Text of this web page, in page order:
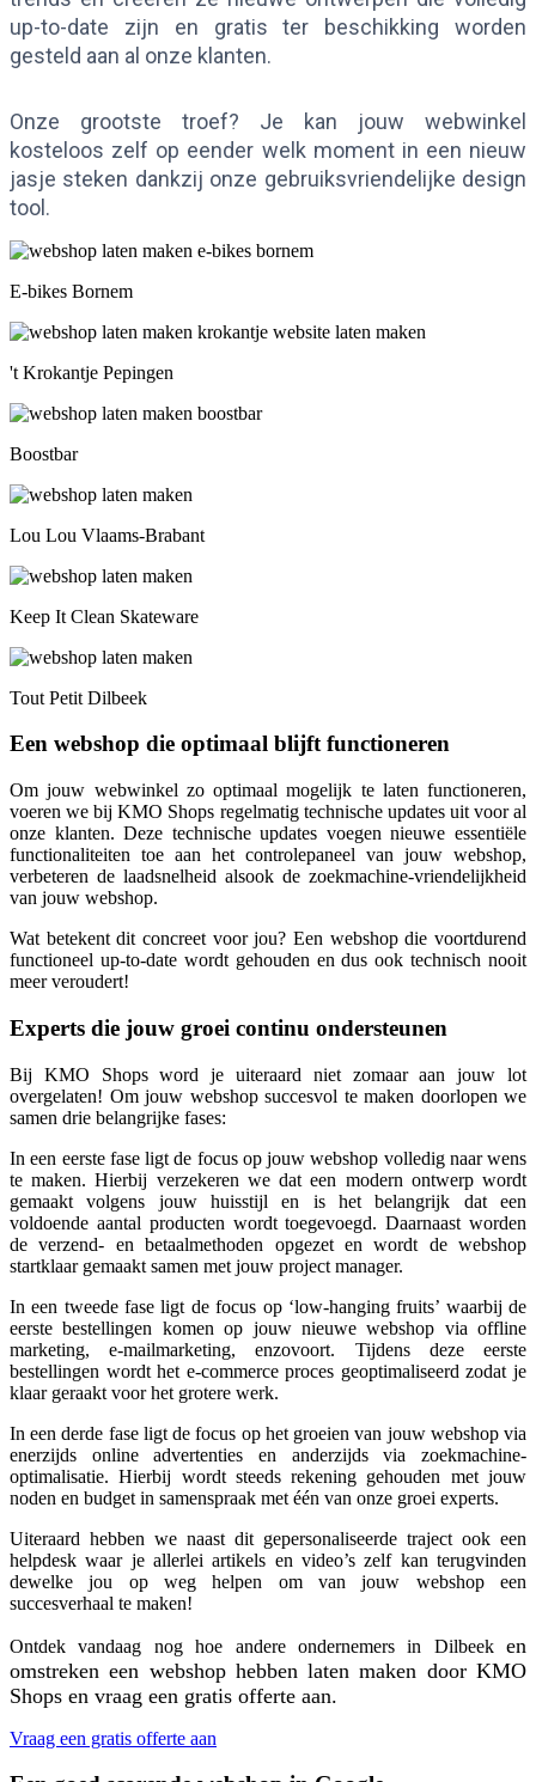
up-to-date zijn en gratis ter beschikking worden
gesteld aan al onze klanten.
Onze grootste troef? Je kan jouw webwinkel
kosteloos zelf op eender welk moment in een nieuw
jasje steken dankzij onze gebruiksvriendelijke design
tool.
E-bikes Bornem
't Krokantje Pepingen
Boostbar
Lou Lou Vlaams-Brabant
Keep It Clean Skateware
Tout Petit Dilbeek
Een webshop die optimaal blijft functioneren
Om jouw webwinkel zo optimaal mogelijk te laten functioneren,
voeren we bij KMO Shops regelmatig technische updates uit voor al
onze klanten. Deze technische updates voegen nieuwe essentiële
functionaliteiten toe aan het controlepaneel van jouw webshop,
verbeteren de laadsnelheid alsook de zoekmachine-vriendelijkheid
van jouw webshop.
Wat betekent dit concreet voor jou? Een webshop die voortdurend
functioneel up-to-date wordt gehouden en dus ook technisch nooit
meer veroudert!
Experts die jouw groei continu ondersteunen
Bij KMO Shops word je uiteraard niet zomaar aan jouw lot
overgelaten! Om jouw webshop succesvol te maken doorlopen we
samen drie belangrijke fases:
In een eerste fase ligt de focus op jouw webshop volledig naar wens
te maken. Hierbij verzekeren we dat een modern ontwerp wordt
gemaakt volgens jouw huisstijl en is het belangrijk dat een
voldoende aantal producten wordt toegevoegd. Daarnaast worden
de verzend- en betaalmethoden opgezet en wordt de webshop
startklaar gemaakt samen met jouw project manager.
In een tweede fase ligt de focus op ‘low-hanging fruits’ waarbij de
eerste bestellingen komen op jouw nieuwe webshop via offline
marketing, e-mailmarketing, enzovoort. Tijdens deze eerste
bestellingen wordt het e-commerce proces geoptimaliseerd zodat je
klaar geraakt voor het grotere werk.
In een derde fase ligt de focus op het groeien van jouw webshop via
enerzijds online advertenties en anderzijds via zoekmachine-
optimalisatie. Hierbij wordt steeds rekening gehouden met jouw
noden en budget in samenspraak met één van onze groei experts.
Uiteraard hebben we naast dit gepersonaliseerde traject ook een
helpdesk waar je allerlei artikels en video’s zelf kan terugvinden
dewelke jou op weg helpen om van jouw webshop een
succesverhaal te maken!
Ontdek vandaag nog hoe andere ondernemers in Dilbeek en
omstreken een webshop hebben laten maken door KMO
Shops en vraag een gratis offerte aan.
Vraag een gratis offerte aan